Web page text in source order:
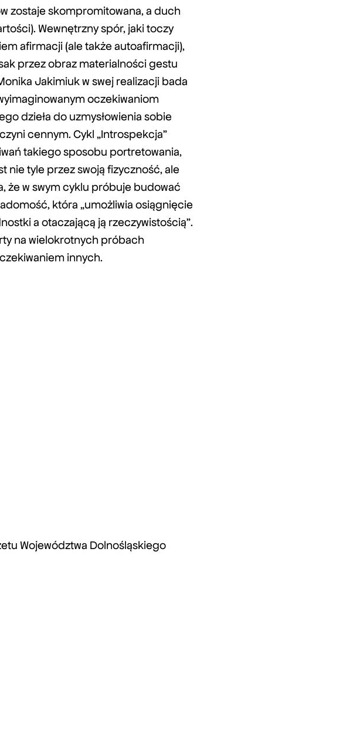
zostaje skompromitowana, a duch
Wewnętrzny spór, jaki toczy
afirmacji (ale także autoafirmacji),
przez obraz materialności gestu
Jakimiuk w swej realizacji bada
oczekiwaniom
dzieła do uzmysłowienia sobie
cennym. Cykl „Introspekcja”
takiego sposobu portretowania,
nie tyle przez swoją fizyczność, ale
że w swym cyklu próbuje budować
która „umożliwia osiągnięcie
a otaczającą ją rzeczywistością”.
na wielokrotnych próbach
innych.
Województwa Dolnośląskiego